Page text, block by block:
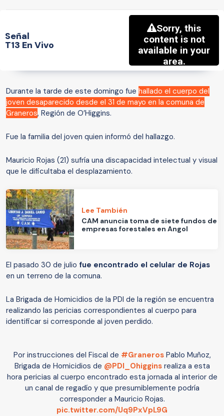
Señal
T13 En Vivo
Durante la tarde de este domingo fue hallado el cuerpo del
joven desaparecido desde el 31 de mayo en la comuna de
Graneros, Región de O’Higgins.
Fue la familia del joven quien informó del hallazgo.
Mauricio Rojas (21) sufría una discapacidad intelectual y visual
que le dificultaba el desplazamiento.
Lee También
CAM anuncia toma de siete fundos de
empresas forestales en Angol
El pasado 30 de julio fue encontrado el celular de Rojas
en un terreno de la comuna.
La Brigada de Homicidios de la PDI de la región se encuentra
realizando las pericias correspondientes al cuerpo para
identificar si corresponde al joven perdido.
Por instrucciones del Fiscal de #GranerosPablo Muñoz,
Brigada de Homicidios de @PDI_Ohigginsrealiza a esta
hora pericias al cuerpo encontrado esta jornada al interior de
un canal de regadío y que presumiblemente podría
corresponder a Mauricio Rojas.
pic.twitter.com/Uq9PxVpL9G